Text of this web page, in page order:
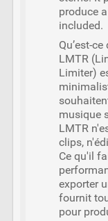
produce
included.
Qu’est-
LMTR
Limiter)
musique
LMTR
clips,
Ce qu'il
exporter
fournit
pour